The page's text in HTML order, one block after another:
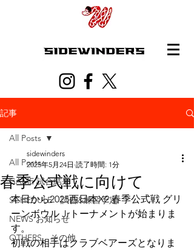
記事
All Posts
GAME 試合結果
SCHEDULE 試合&練習予定
NEWS お知らせ
OTHERS その他
All Posts
春季公式戦に向けて
sidewinders
2025年5月24日 読了時間: 1分
本日から2025西日本X2 春季公式戦 グリ
ーンボウル Jrトーナメントが始まりま
す。
初戦の相手はクラブベアーズとなりま